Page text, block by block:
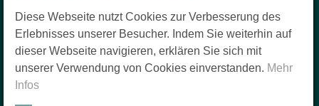
Reisefunk - der Abenteuer Podcast
Unterstütze die zis-Stiftung
Diese Webseite nutzt Cookies zur Verbesserung des
Erlebnisses unserer Besucher. Indem Sie weiterhin auf
dieser Webseite navigieren, erklären Sie sich mit
unserer Verwendung von Cookies einverstanden. Mehr
Infos